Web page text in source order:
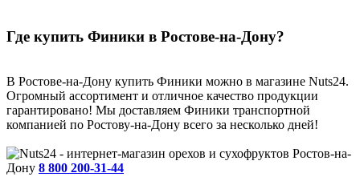
Где купить Финики в Ростове-на-Дону?
В Ростове-на-Дону купить Финики можно в магазине Nuts24.
Огромный ассортимент и отличное качество продукции
гарантировано! Мы доставляем Финики транспортной
компанией по Ростову-на-Дону всего за несколько дней!
Ростов-на-
Дону 8 800 200-31-44